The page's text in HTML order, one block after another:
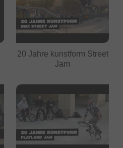
20 Jahre kunstform Street
Jam